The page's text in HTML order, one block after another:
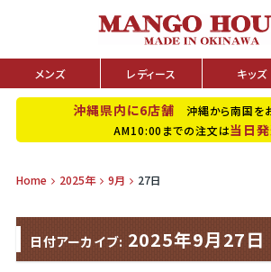
メンズ レディース キッズ
沖縄県内に6店舗 沖縄から南国を
AM10:00までの注文は当日発
Home 2025年 9月 27日
日付アーカイブ: 2025年9月27日